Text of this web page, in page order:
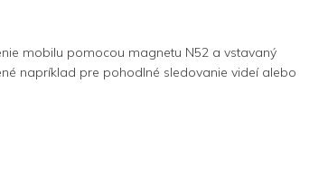
mobilu pomocou magnetu N52 a vstavaný
napríklad pre pohodlné sledovanie videí alebo